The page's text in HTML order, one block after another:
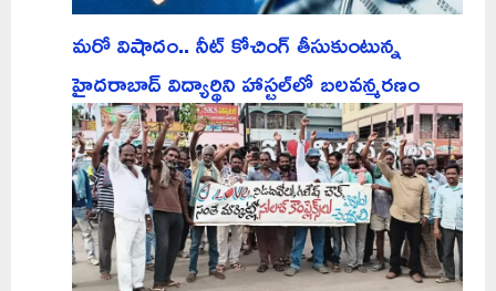
మరో విషాదం.. నీట్ కోచింగ్ తీసుకుంటున్న
హైదరాబాద్ విద్యార్థిని హాస్టల్‌లో బలవన్మరణం